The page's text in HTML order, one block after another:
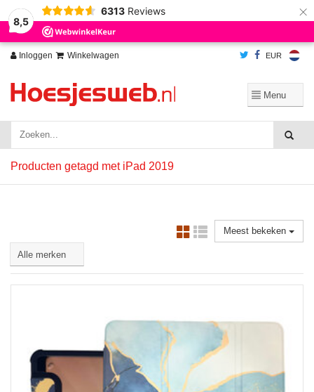
8,5
6313 Reviews ×
Inloggen Winkelwagen EUR
Producten getagd met iPad 2019
Meest bekeken
Wij slaan cookies op om onze website te verbeteren. Is dat akkoord?
Ja
Nee